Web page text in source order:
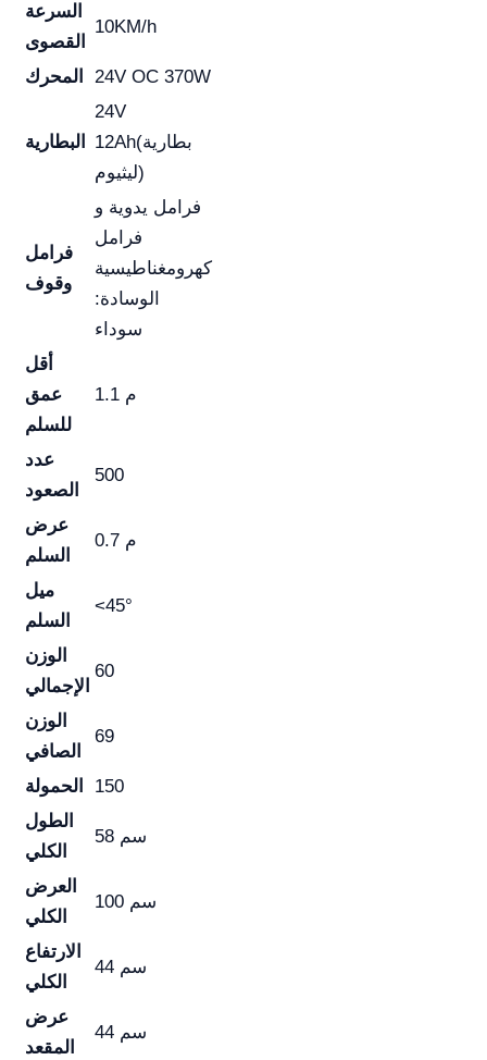
السرعة
القصوى
10KM/h
المحرك 24V OC 370W
البطارية
24V
12Ah(بطارية
ليثيوم)
فرامل
وقوف
فرامل يدوية و
فرامل
كهرومغناطيسية
الوسادة:
سوداء
أقل
عمق
للسلم
1.1 م
عدد
الصعود
500
عرض
السلم
0.7 م
ميل
السلم
<45°
الوزن
الإجمالي
60
الوزن
الصافي
69
الحمولة
150
الطول
الكلي
58 سم
العرض
الكلي
100 سم
الارتفاع
الكلي
44 سم
عرض
المقعد
44 سم